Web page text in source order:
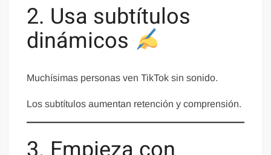
2. Usa subtítulos
dinámicos
Muchísimas personas ven TikTok sin sonido.
Los subtítulos aumentan retención y comprensión.